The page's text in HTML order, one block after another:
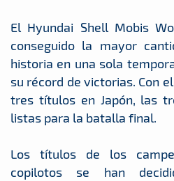
El Hyundai Shell Mobis
conseguido la mayor
historia en una sola
su récord de victorias. Con
tres títulos en Japón, las
listas para la batalla final.
Los títulos de los
copilotos se han